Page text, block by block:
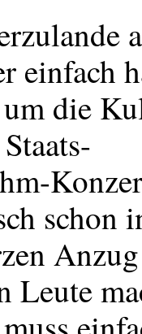
einfach
die
schon
Leute